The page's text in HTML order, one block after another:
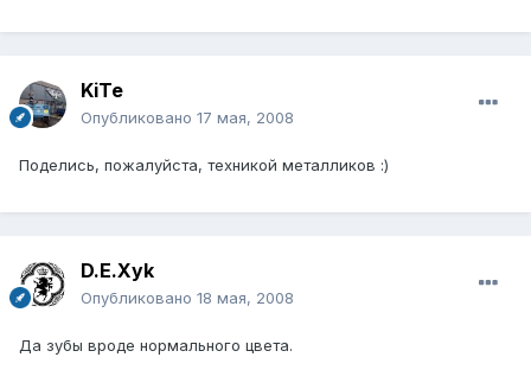
KiTe
Опубликовано 17 мая, 2008
Поделись, пожалуйста, техникой металликов :)
D.E.Xyk
Опубликовано 18 мая, 2008
Да зубы вроде нормального цвета.